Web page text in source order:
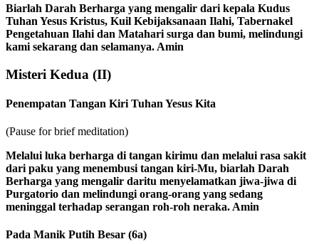
Biarlah Darah Berharga yang mengalir dari kepala Kudus
Tuhan Yesus Kristus, Kuil Kebijaksanaan Ilahi, Tabernakel
Pengetahuan Ilahi dan Matahari surga dan bumi, melindungi
kami sekarang dan selamanya. Amin
Misteri Kedua (II)
Penempatan Tangan Kiri Tuhan Yesus Kita
(Pause for brief meditation)
Melalui luka berharga di tangan kirimu dan melalui rasa sakit
dari paku yang menembusi tangan kiri-Mu, biarlah Darah
Berharga yang mengalir daritu menyelamatkan jiwa-jiwa di
Purgatorio dan melindungi orang-orang yang sedang
meninggal terhadap serangan roh-roh neraka. Amin
Pada Manik Putih Besar (6a)